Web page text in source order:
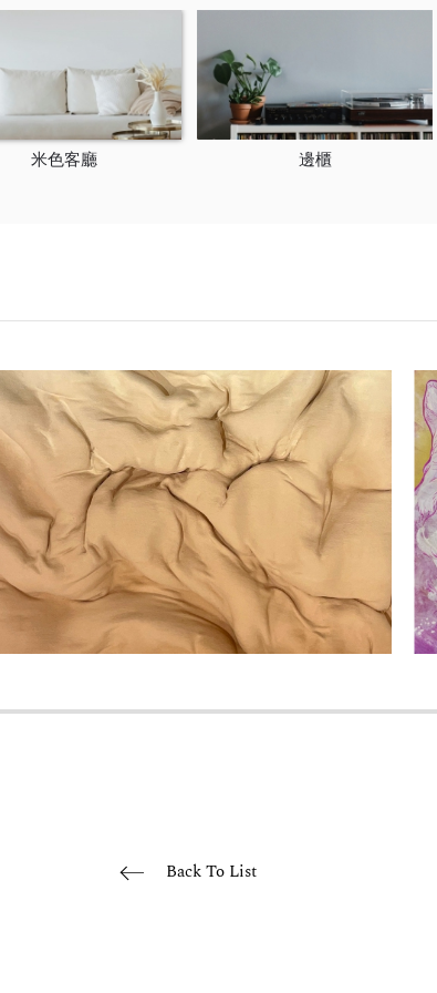
米色客廳 邊櫃
Back To List